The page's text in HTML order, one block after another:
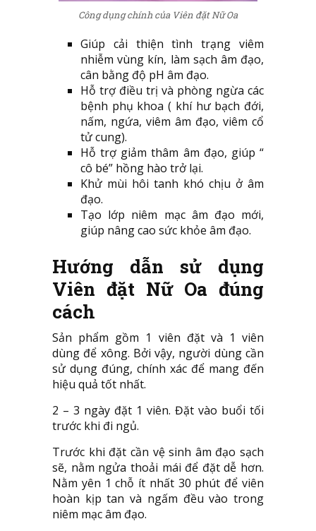
Công dụng chính của Viên đặt Nữ Oa
Giúp cải thiện tình trạng viêm
nhiễm vùng kín, làm sạch âm đạo,
cân bằng độ pH âm đạo.
Hỗ trợ điều trị và phòng ngừa các
bệnh phụ khoa ( khí hư bạch đới,
nấm, ngứa, viêm âm đạo, viêm cổ
tử cung).
Hỗ trợ giảm thâm âm đạo, giúp “
cô bé” hồng hào trở lại.
Khử mùi hôi tanh khó chịu ở âm
đạo.
Tạo lớp niêm mạc âm đạo mới,
giúp nâng cao sức khỏe âm đạo.
Hướng dẫn sử dụng
Viên đặt Nữ Oa đúng
cách
Sản phẩm gồm 1 viên đặt và 1 viên
dùng để xông. Bởi vậy, người dùng cần
sử dụng đúng, chính xác để mang đến
hiệu quả tốt nhất.
2 – 3 ngày đặt 1 viên. Đặt vào buổi tối
trước khi đi ngủ.
Trước khi đặt cần vệ sinh âm đạo sạch
sẽ, nằm ngửa thoải mái để đặt dễ hơn.
Nằm yên 1 chỗ ít nhất 30 phút để viên
hoàn kịp tan và ngấm đều vào trong
niêm mạc âm đạo.